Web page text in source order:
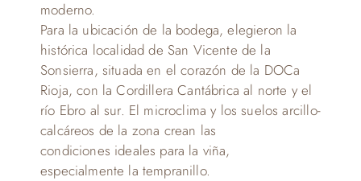
moderno.
Para la ubicación de la bodega, elegieron la
histórica localidad de San Vicente de la
Sonsierra, situada en el corazón de la DOCa
Rioja, con la Cordillera Cantábrica al norte y el
río Ebro al sur. El microclima y los suelos arcillo-
calcáreos de la zona crean las
condiciones ideales para la viña,
especialmente la tempranillo.